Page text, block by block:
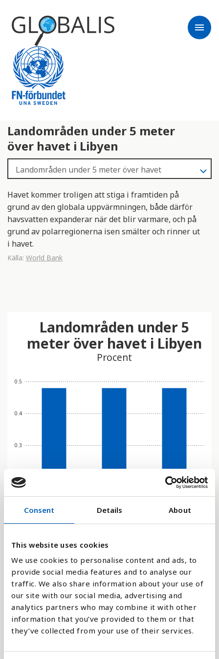
Consent Details About
This website uses cookies
We use cookies to personalise content and ads, to
provide social media features and to analyse our
traffic. We also share information about your use of
our site with our social media, advertising and
analytics partners who may combine it with other
information that you’ve provided to them or that
they’ve collected from your use of their services.
menu
Landområden under 5 meter
över havet i Libyen
Havet kommer troligen att stiga i framtiden på
grund av den globala uppvärmningen, både därför
havsvatten expanderar när det blir varmare, och på
grund av polarregionerna isen smälter och rinner ut
i havet.
Källa: World Bank
0
0.2
0.3
0.4
0.5
1990
Landområden under 5
meter över havet i Libyen
Procent
Stapeldiagram
Linje
Platt